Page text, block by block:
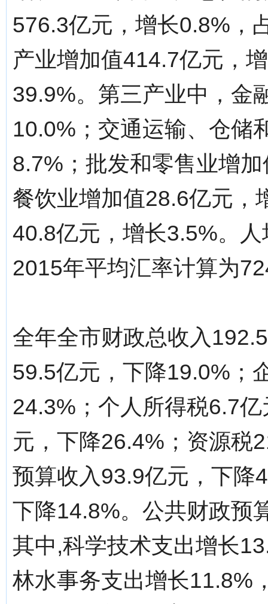
576.3亿元，增长0.8%，
产业增加值414.7亿元，
39.9%。第三产业中，金
10.0%；交通运输、仓储
8.7%；批发和零售业增
餐饮业增加值28.6亿元，
40.8亿元，增长3.5%。
2015年平均汇率计算为
全年全市财政总收入
59.5亿元，下降19.0%；
24.3%；个人所得税6.7
元，下降26.4%；资源税
预算收入93.9亿元，下降
下降14.8%。公共财政预
其中,科学技术支出增长
林水事务支出增长11.8%